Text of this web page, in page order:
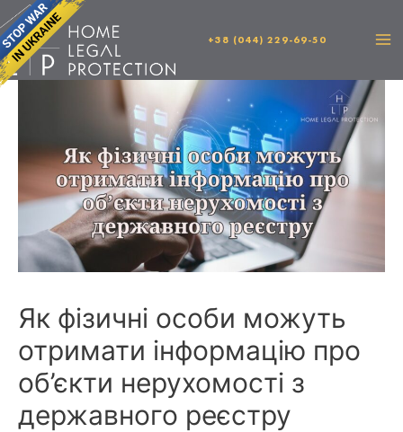
+38 (044) 229-69-50
Як фізичні особи можуть
отримати інформацію про
об’єкти нерухомості з
державного реєстру